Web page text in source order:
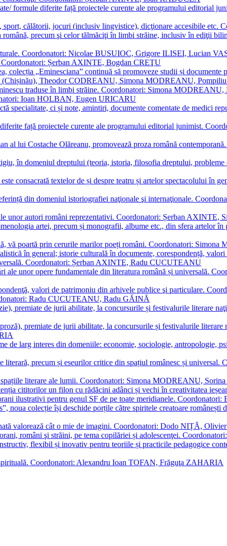
formule diferite față proiectele curente ale programului editorial
sport, călătorii, jocuri (inclusiv lingvistice), dicţionare accesibile
română, precum şi celor tălmăciţi în limbi străine, inclusiv în ediţii
Coordonatori: Nicolae BUSUIOC, Grigore ILISEI, Lucian
Șerban AXINTE, Bogdan CREŢU
colecția „Eminesciana” continuă să promoveze studii și
(Chișinău), Theodor CODREANU, Simona MODREANU,
traduse în limbi străine. Coordonatori: Simona
Ioan HOLBAN, Eugen URICARU
specialitate, ci și note, amintiri, documente comentate de medici
față proiectele curente ale programului editorial junimist.
al lui Costache Olăreanu, promovează proza română
în domeniul dreptului (teoria, istoria, filosofia dreptului,
consacrată textelor de și despre teatru și artelor spectacolului în
din domeniul istoriografiei naţionale şi internaţionale.
unor autori români reprezentativi. Coordonatori: Șerban AXINTE,
artei, precum și monografii, albume etc., din sfera artelor
vă poartă prin cerurile marilor poeți români. Coordonatori: Simona
în general; istorie culturală în documente, corespondență,
Coordonatori: Șerban AXINTE, Radu CUCUTEANU
ale unor opere fundamentale din literatura română și universală.
valori de patrimoniu din arhivele publice şi particulare.
Radu CUCUTEANU, Radu GĂINĂ
premiate de jurii abilitate, la concursurile și festivalurile literare
premiate de jurii abilitate, la concursurile și festivalurile literare
de larg interes din domeniile: economie, sociologie, antropologie,
literară, precum și eseurilor critice din spațiul românesc și
spațiile literare ale lumii. Coordonatori: Simona MODREANU,
cititorilor un filon cu rădăcini adânci și vechi în creativitatea
ilustrativi pentru genul SF de pe toate meridianele.
noua colecție își deschide porțile către spiritele creatoare
valorează cât o mie de imagini. Coordonatori: Dodo NIȚĂ,
români şi străini, pe tema copilăriei și adolescenţei.
flexibil și inovativ pentru teoriile și practicile pedagogice
Coordonatori: Alexandru Ioan TOFAN, Frăguţa ZAHARIA